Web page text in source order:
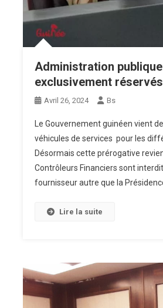
Administration
exclusivement
Avril 26, 2024 Bs
Le Gouvernement guinéen vient
véhicules de services pour les
Désormais cette prérogative
Contrôleurs Financiers sont
fournisseur autre que la
Lire la suite